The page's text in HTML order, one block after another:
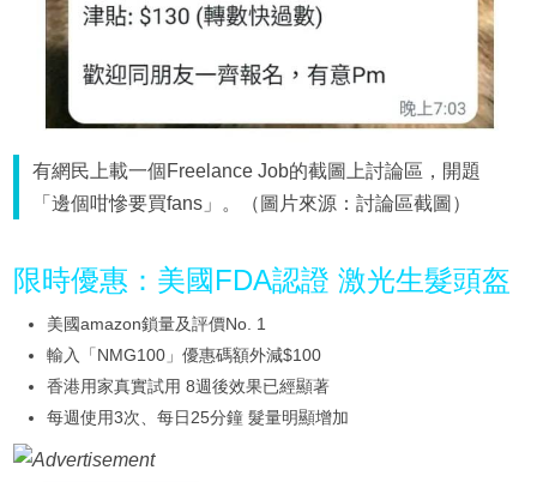
有網民上載一個Freelance Job的截圖上討論區，開題
「邊個咁慘要買fans」。（圖片來源：討論區截圖）
限時優惠：美國FDA認證 激光生髮頭盔
美國amazon鎖量及評價No. 1
輸入「NMG100」優惠碼額外減$100
香港用家真實試用 8週後效果已經顯著
每週使用3次、每日25分鐘 髮量明顯增加